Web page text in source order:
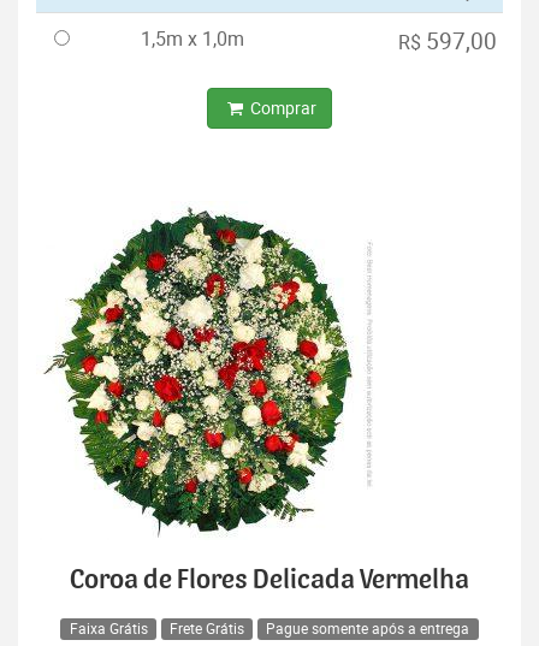
1,5m x 1,0m R$ 597,00
Comprar
Coroa de Flores Delicada Vermelha
Faixa Grátis Frete Grátis Pague somente após a entrega